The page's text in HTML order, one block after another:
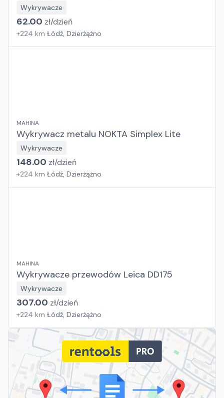
Wykrywacze
62.00 zł/dzień
+224 km Łódź, Dzierżążno
MAHINA
Wykrywacz metalu NOKTA Simplex Lite
Wykrywacze
148.00 zł/dzień
+224 km Łódź, Dzierżążno
MAHINA
Wykrywacze przewodów Leica DD175
Wykrywacze
307.00 zł/dzień
+224 km Łódź, Dzierżążno